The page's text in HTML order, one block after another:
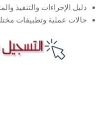
دليل الإجراءات والتنفيذ
حالات عملية وتطبيقات